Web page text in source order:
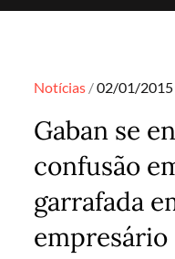
Notícias Posted
02/01/2015
Gaban se
confusão
garrafada
empresário